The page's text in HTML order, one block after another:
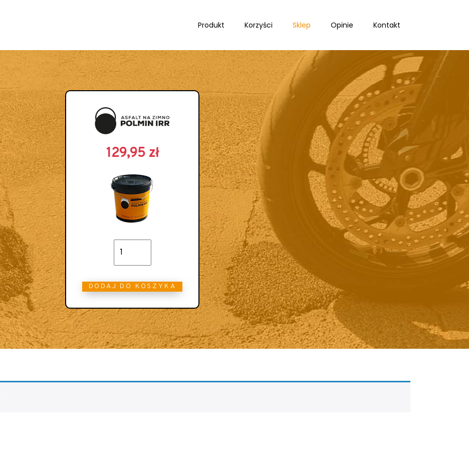
Produkt Korzyści Sklep Opinie Kontakt
129,95 zł
DODAJ DO KOSZYKA